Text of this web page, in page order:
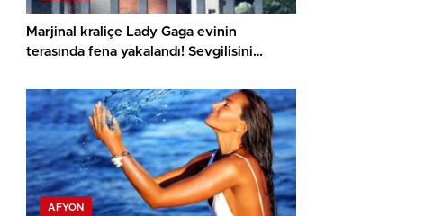
Marjinal kraliçe Lady Gaga evinin
terasında fena yakalandı! Sevgilisini
AFYON